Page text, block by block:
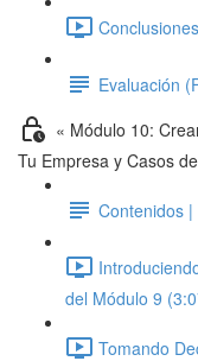
Evaluación
« Módulo 10:
Tu Empresa y Casos
Contenidos
del Módulo 9
Tomando